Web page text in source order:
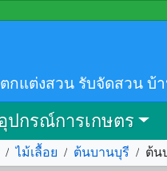
กแต่งสวน รับจัดสวน บ้
ปกรณ์การเกษตร
/ ไม้เลื้อย / ต้นบานบุรี / ต้น